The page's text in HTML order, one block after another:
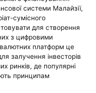
системи Малайзії,
сумісного
для створення
з цифровими
платформ це
залучення інвесторів
ринків, де популярні
принципам